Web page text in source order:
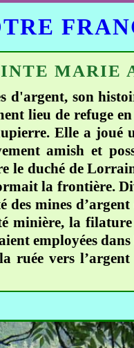
MARIE
son
lieu de refuge en
Elle a
amish et
le duché de
la frontière.
des mines
minière, la
employées
vers